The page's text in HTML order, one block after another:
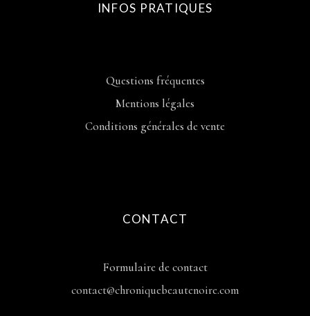
INFOS PRATIQUES
Questions fréquentes
Mentions légales
Conditions générales de vente
CONTACT
Formulaire de contact
contact@chroniquebeautenoire.com